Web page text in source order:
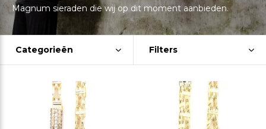
Magnum sieraden die wij op dit moment aanbieden.
Categorieën Filters